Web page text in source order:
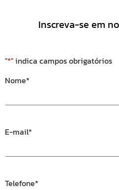
Inscreva-se em
"*" indica campos obrigatórios
Nome*
E-mail*
Telefone*